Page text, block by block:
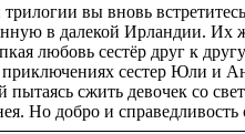
вы вновь
в далекой Ирландии.
любовь сестёр друг к
приключениях сестер Юли и
сжить девочек со
Но добро и